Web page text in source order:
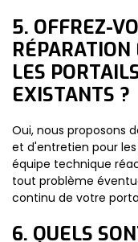
5. OFFREZ-
LES
EXISTANTS ?
Oui, nous proposons
et d'entretien pour
équipe technique
tout problème
continu de votre
6. QUELS